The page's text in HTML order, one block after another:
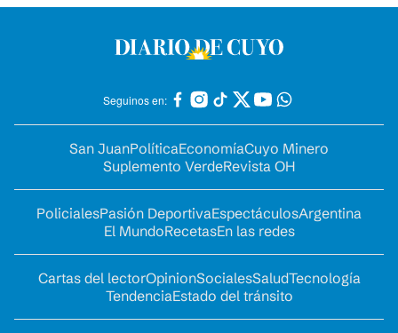
Seguinos en:
San JuanPolíticaEconomíaCuyo Minero
Suplemento VerdeRevista OH
PolicialesPasión DeportivaEspectáculosArgentina
El MundoRecetasEn las redes
Cartas del lectorOpinionSocialesSaludTecnología
TendenciaEstado del tránsito